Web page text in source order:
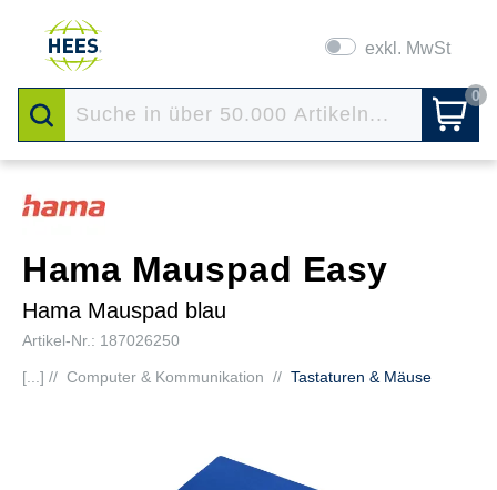
exkl. MwSt
0
Hama Mauspad Easy
Hama Mauspad blau
Artikel-Nr.: 187026250
[...] // Computer & Kommunikation // Tastaturen & Mäuse